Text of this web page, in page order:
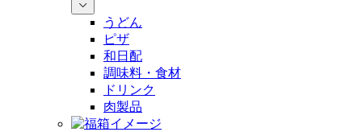
うどん
ピザ
和日配
調味料・食材
ドリンク
肉製品